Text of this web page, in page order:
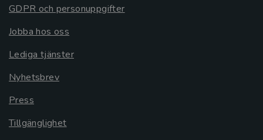
GDPR och personuppgifter
Jobba hos oss
Lediga tjänster
Nyhetsbrev
Press
Tillgänglighet